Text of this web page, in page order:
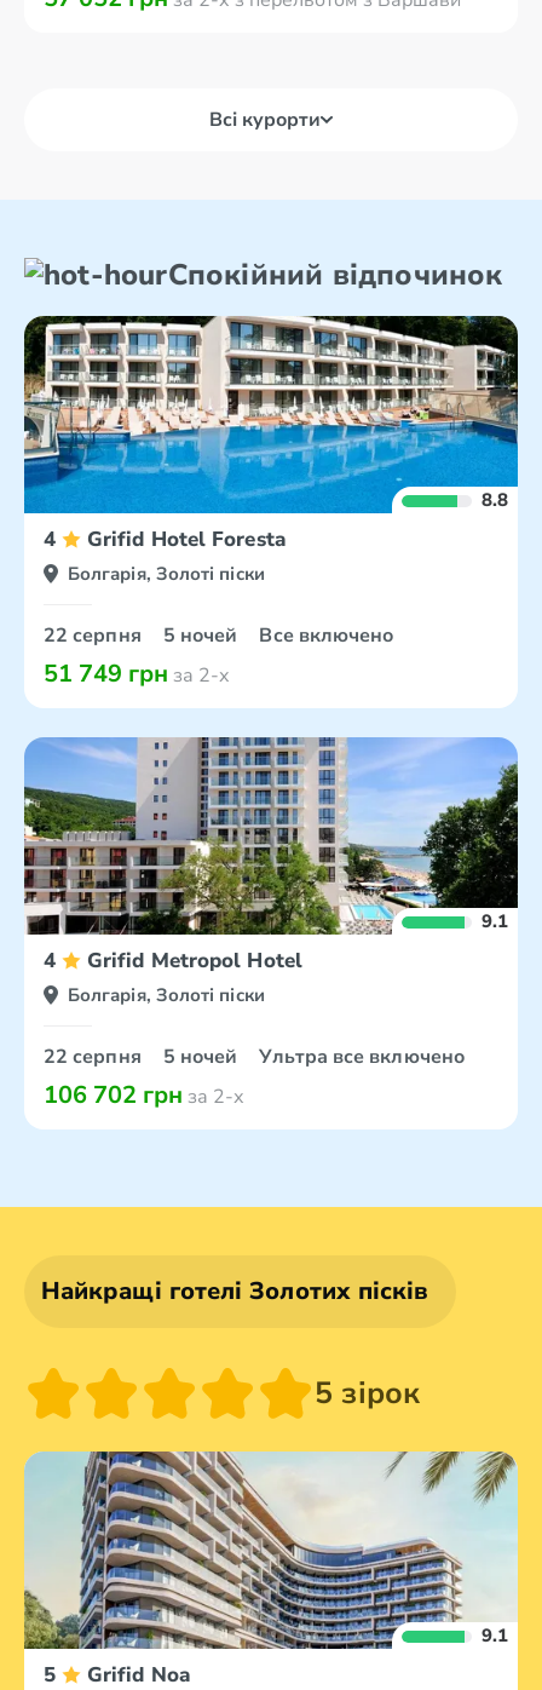
Всі курорти
Спокійний відпочинок
8.8
4 Grifid Hotel Foresta
Болгарія, Золоті піски
22 серпня 5 ночей Все включено
51 749 грн за 2-х
9.1
4 Grifid Metropol Hotel
Болгарія, Золоті піски
22 серпня 5 ночей Ультра все включено
106 702 грн за 2-х
Найкращі готелі Золотих пісків
5 зірок
9.1
5 Grifid Noa